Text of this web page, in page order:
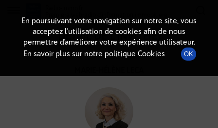
DÉTAIL DE L'INVITÉ(E)
En poursuivant votre navigation sur notre site, vous
acceptez l’utilisation de cookies afin de nous
permettre d’améliorer votre expérience utilisateur.
En savoir plus sur notre politique Cookies
OK